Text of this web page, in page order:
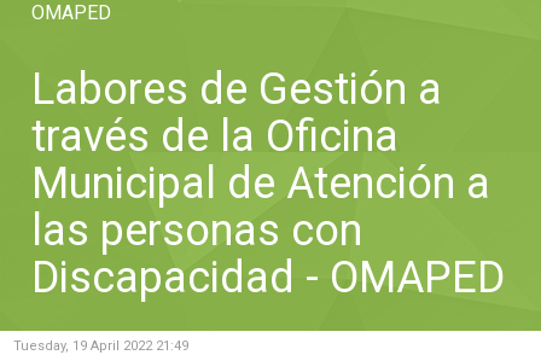
OMAPED
Labores de Gestión a
través de la Oficina
Municipal de Atención a
las personas con
Discapacidad - OMAPED
Tuesday, 19 April 2022 21:49